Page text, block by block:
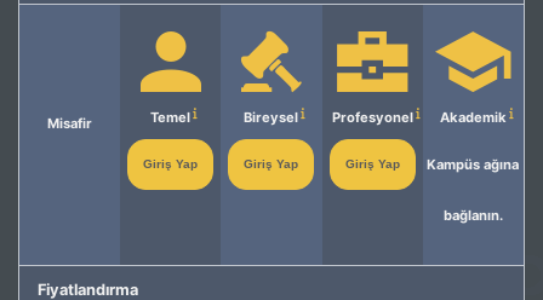
Misafir Temel
Giriş Yap
Bireysel
Giriş Yap
Profesyonel
Giriş Yap
Akademik
Kampüs ağına
bağlanın.
Fiyatlandırma